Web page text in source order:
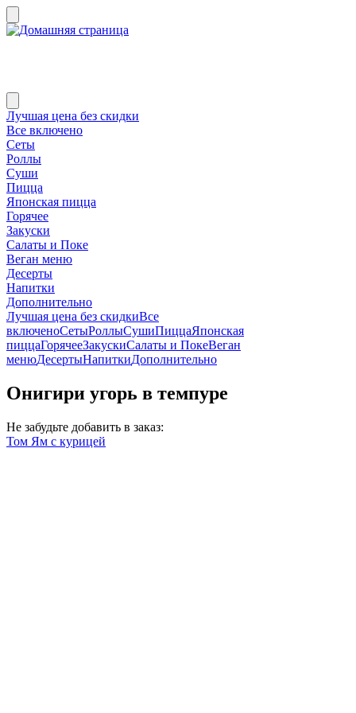
Лучшая цена без скидки
Все включено
Сеты
Роллы
Суши
Пицца
Японская пицца
Горячее
Закуски
Салаты и Поке
Веган меню
Десерты
Напитки
Дополнительно
Лучшая цена без скидкиВсе
включеноСетыРоллыСушиПиццаЯпонская
пиццаГорячееЗакускиСалаты и ПокеВеган
менюДесертыНапиткиДополнительно
Онигири угорь в темпуре
Не забудьте добавить в заказ:
Том Ям с курицей